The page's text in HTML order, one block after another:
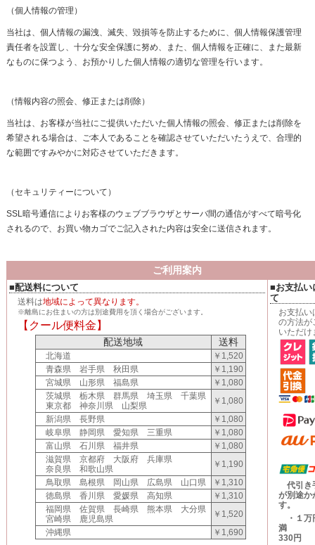
（個人情報の管理）
当社は、個人情報の漏洩、滅失、毀損等を防止するために、個人情報保護管理
責任者を設置し、十分な安全保護に努め、また、個人情報を正確に、また最新
なものに保つよう、お預かりした個人情報の適切な管理を行います。
（情報内容の照会、修正または削除）
当社は、お客様が当社にご提供いただいた個人情報の照会、修正または削除を
希望される場合は、ご本人であることを確認させていただいたうえで、合理的
な範囲ですみやかに対応させていただきます。
（セキュリティーについて）
SSL暗号通信によりお客様のウェブブラウザとサーバ間の通信がすべて暗号化
されるので、お買い物カゴでご記入された内容は安全に送信されます。
ご利用案内
■配送料について
送料は地域によって異なります。
※離島にお住まいの方は別途費用を頂く場合がございます。
【クール便料金】
配送地域 送料
北海道
￥1,520
青森県 岩手県 秋田県
￥1,190
宮城県 山形県 福島県
￥1,080
茨城県 栃木県 群馬県 埼玉県 千葉県
東京都 神奈川県 山梨県
￥1,080
新潟県 長野県
￥1,080
岐阜県 静岡県 愛知県 三重県
￥1,080
富山県 石川県 福井県
￥1,080
滋賀県 京都府 大阪府 兵庫県
奈良県 和歌山県
￥1,190
鳥取県 島根県 岡山県 広島県 山口県
￥1,310
徳島県 香川県 愛媛県 高知県
￥1,310
福岡県 佐賀県 長崎県 熊本県 大分県
宮崎県 鹿児島県
￥1,520
沖縄県
￥1,690
■お支払い
て
お支払い
の方法が
いただけ
代引き
が別途か
す。
・１万
330円